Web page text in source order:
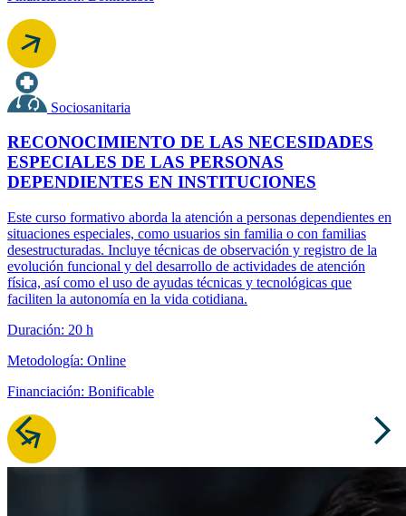
Sociosanitaria
RECONOCIMIENTO DE LAS NECESIDADES
ESPECIALES DE LAS PERSONAS
DEPENDIENTES EN INSTITUCIONES
Este curso formativo aborda la atención a personas dependientes en
situaciones especiales, como usuarios sin familia o con familias
desestructuradas. Incluye técnicas de observación y registro de la
evolución funcional y del desarrollo de actividades de atención
física, así como el uso de ayudas técnicas y tecnológicas que
faciliten la autonomía en la vida cotidiana.
Duración: 20 h
Metodología: Online
Financiación: Bonificable